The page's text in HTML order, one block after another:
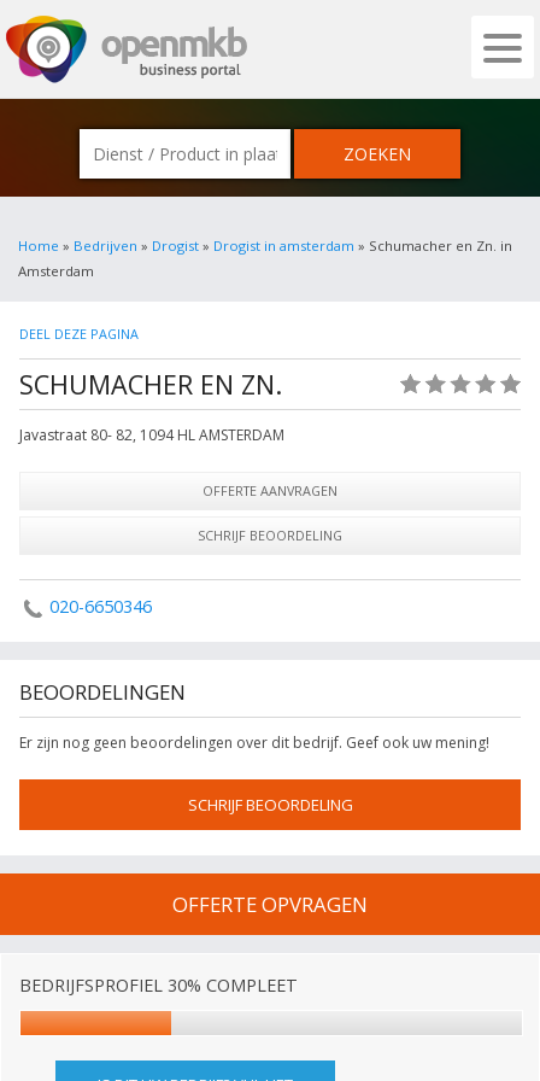
OPENMKB - DE ZAKELIJKE PORTAL
Home » Bedrijven » Drogist » Drogist in amsterdam » Schumacher en Zn. in
Amsterdam
DEEL DEZE PAGINA
SCHUMACHER EN ZN.
Javastraat 80- 82, 1094 HLAMSTERDAM
OFFERTE AANVRAGEN
SCHRIJF BEOORDELING
020-6650346
BEOORDELINGEN
Er zijn nog geen beoordelingen over dit bedrijf. Geef ook uw mening!
SCHRIJF BEOORDELING
OFFERTE OPVRAGEN
BEDRIJFSPROFIEL 30% COMPLEET